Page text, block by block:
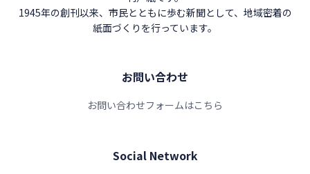
1945年の創刊以来、市民とともに歩む新聞として、地域密着の
紙面づくりを行っています。
お問い合わせ
お問い合わせフォームはこちら
Social Network